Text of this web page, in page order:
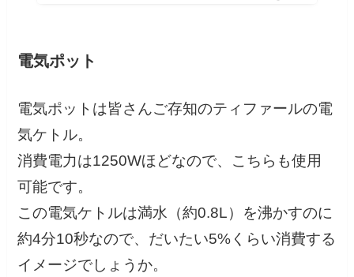
電気ポット
電気ポットは皆さんご存知のティファールの電
気ケトル。
消費電力は1250Wほどなので、こちらも使用
可能です。
この電気ケトルは満水（約0.8L）を沸かすのに
約4分10秒なので、だいたい5%くらい消費する
イメージでしょうか。